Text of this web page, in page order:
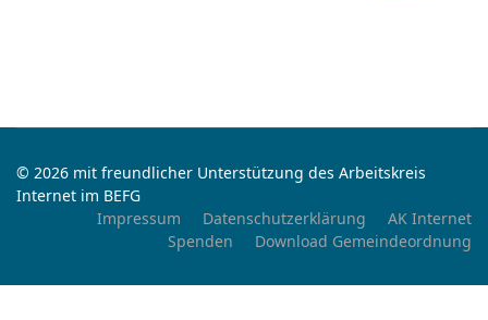
© 2026 mit freundlicher Unterstützung des Arbeitskreis
Internet im BEFG
Impressum
Datenschutzerklärung
AK Internet
Spenden
Download Gemeindeordnung